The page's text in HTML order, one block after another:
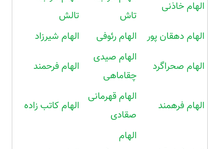
الهام خاذنی
تاش
تالش
الهام دهقان پور
الهام رئوفی الهام شیرزاد
الهام صحراگرد
الهام صیدی
چقاماهی
الهام فرحمند
الهام فرهمند
الهام قهرمانی
صقادی
الهام کاتب زاده
الهام